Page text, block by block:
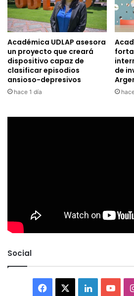
Académica UDLAP asesora
un proyecto que creará
dispositivo capaz de
clasificar episodios
ansioso-depresivos
hace 1 día
de
Social
Facebook LinkedIn